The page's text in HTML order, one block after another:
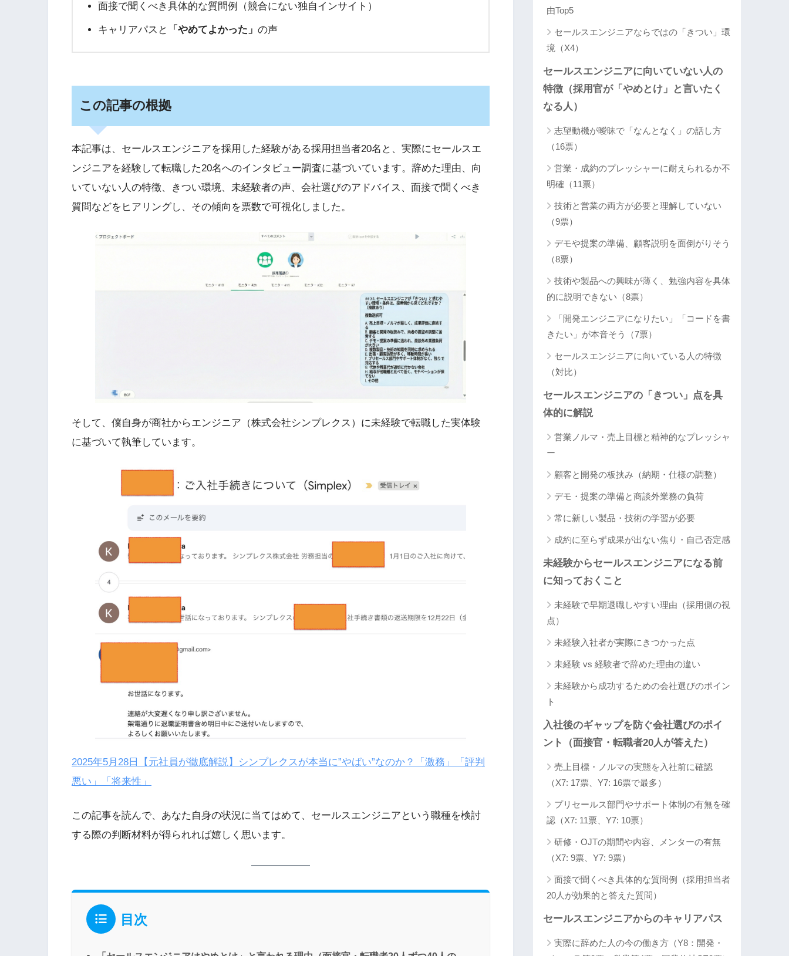
面接で聞くべき具体的な質問例（競合にない独自インサイト）
キャリアパスと 「やめてよかった」 の声
この記事の根拠
本記事は、セールスエンジニアを採用した経験がある採用担当者20名と、実際にセールスエ
ンジニアを経験して転職した20名へのインタビュー調査に基づいています。辞めた理由、向
いていない人の特徴、きつい環境、未経験者の声、会社選びのアドバイス、面接で聞くべき
質問などをヒアリングし、その傾向を票数で可視化しました。
そして、僕自身が商社からエンジニア（株式会社シンプレクス）に未経験で転職した実体験
に基づいて執筆しています。
2025年5月28日
【元社員が徹底解説】シンプレクスが本当に”やばい”なのか？「激務」「評判
悪い」「将来性」
この記事を読んで、あなた自身の状況に当てはめて、セールスエンジニアという職種を検討
する際の判断材料が得られれば嬉しく思います。
目次
由Top5
セールスエンジニアならではの「きつい」環
境（X4）
セールスエンジニアに向いていない人の
特徴（採用官が「やめとけ」と言いたく
なる人）
志望動機が曖昧で「なんとなく」の話し方
（16票）
営業・成約のプレッシャーに耐えられるか不
明確（11票）
技術と営業の両方が必要と理解していない
（9票）
デモや提案の準備、顧客説明を面倒がりそう
（8票）
技術や製品への興味が薄く、勉強内容を具体
的に説明できない（8票）
「開発エンジニアになりたい」「コードを書
きたい」が本音そう（7票）
セールスエンジニアに向いている人の特徴
（対比）
セールスエンジニアの「きつい」点を具
体的に解説
営業ノルマ・売上目標と精神的なプレッシャ
ー
顧客と開発の板挟み（納期・仕様の調整）
デモ・提案の準備と商談外業務の負荷
常に新しい製品・技術の学習が必要
成約に至らず成果が出ない焦り・自己否定感
未経験からセールスエンジニアになる前
に知っておくこと
未経験で早期退職しやすい理由（採用側の視
点）
未経験入社者が実際にきつかった点
未経験 vs 経験者で辞めた理由の違い
未経験から成功するための会社選びのポイン
ト
入社後のギャップを防ぐ会社選びのポイ
ント（面接官・転職者20人が答えた）
売上目標・ノルマの実態を入社前に確認
（X7: 17票、Y7: 16票で最多）
プリセールス部門やサポート体制の有無を確
認（X7: 11票、Y7: 10票）
研修・OJTの期間や内容、メンターの有無
（X7: 9票、Y7: 9票）
面接で聞くべき具体的な質問例（採用担当者
20人が効果的と答えた質問）
セールスエンジニアからのキャリアパス
実際に辞めた人の今の働き方（Y8：開発・